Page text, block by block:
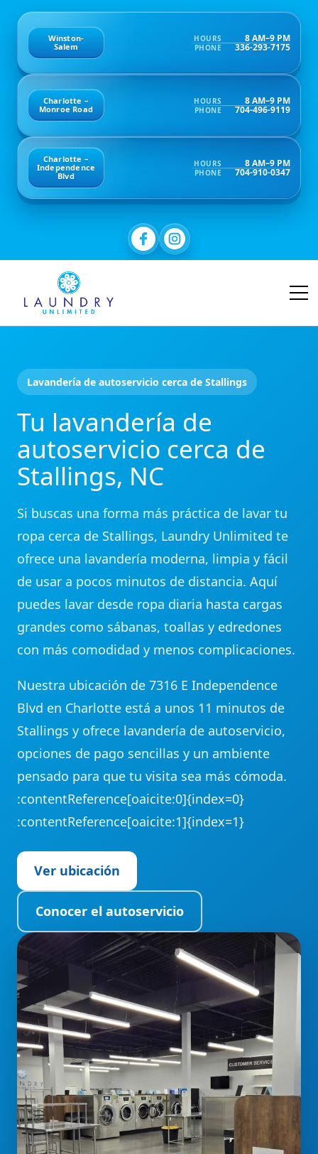
Winston-
Salem
HOURS 8 AM–9 PM
PHONE 336-293-7175
Charlotte –
Monroe Road
HOURS 8 AM–9 PM
PHONE 704-496-9119
Charlotte –
Independence
Blvd
HOURS 8 AM–9 PM
PHONE 704-910-0347
Lavandería de autoservicio cerca de Stallings
Tu lavandería de
autoservicio cerca de
Stallings, NC
Si buscas una forma más práctica de lavar tu
ropa cerca de Stallings, Laundry Unlimited te
ofrece una lavandería moderna, limpia y fácil
de usar a pocos minutos de distancia. Aquí
puedes lavar desde ropa diaria hasta cargas
grandes como sábanas, toallas y edredones
con más comodidad y menos complicaciones.
Nuestra ubicación de 7316 E Independence
Blvd en Charlotte está a unos 11 minutos de
Stallings y ofrece lavandería de autoservicio,
opciones de pago sencillas y un ambiente
pensado para que tu visita sea más cómoda.
:contentReference[oaicite:0]{index=0}
:contentReference[oaicite:1]{index=1}
Ver ubicación
Conocer el autoservicio